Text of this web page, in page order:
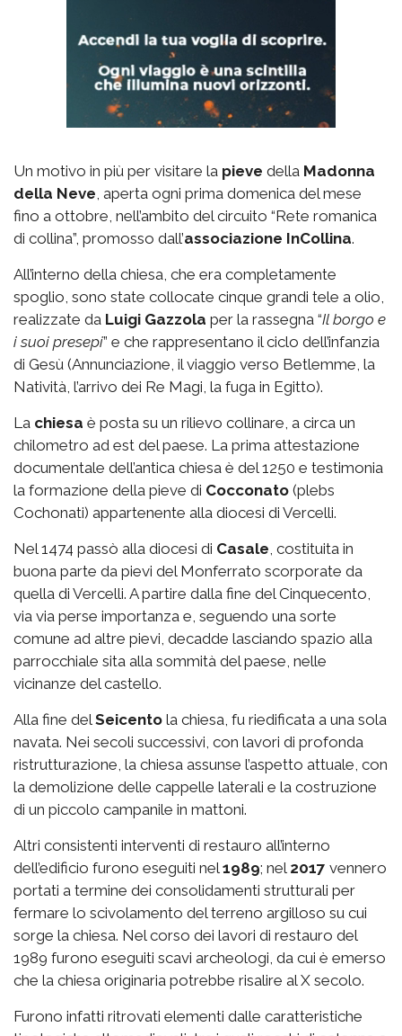
Un motivo in più per visitare la pieve della Madonna
della Neve , aperta ogni prima domenica del mese
fino a ottobre, nell’ambito del circuito “Rete romanica
di collina”, promosso dall’associazione InCollina.
All’interno della chiesa, che era completamente
spoglio, sono state collocate cinque grandi tele a olio,
realizzate da Luigi Gazzola per la rassegna “Il borgo e
i suoi presepi” e che rappresentano il ciclo dell’infanzia
di Gesù (Annunciazione, il viaggio verso Betlemme, la
Natività, l’arrivo dei Re Magi, la fuga in Egitto).
La chiesa è posta su un rilievo collinare, a circa un
chilometro ad est del paese. La prima attestazione
documentale dell’antica chiesa è del 1250 e testimonia
la formazione della pieve di Cocconato (plebs
Cochonati) appartenente alla diocesi di Vercelli.
Nel 1474 passò alla diocesi di Casale , costituita in
buona parte da pievi del Monferrato scorporate da
quella di Vercelli. A partire dalla fine del Cinquecento,
via via perse importanza e, seguendo una sorte
comune ad altre pievi, decadde lasciando spazio alla
parrocchiale sita alla sommità del paese, nelle
vicinanze del castello.
Alla fine del Seicento la chiesa, fu riedificata a una sola
navata. Nei secoli successivi, con lavori di profonda
ristrutturazione, la chiesa assunse l’aspetto attuale, con
la demolizione delle cappelle laterali e la costruzione
di un piccolo campanile in mattoni.
Altri consistenti interventi di restauro all’interno
dell’edificio furono eseguiti nel 1989; nel 2017 vennero
portati a termine dei consolidamenti strutturali per
fermare lo scivolamento del terreno argilloso su cui
sorge la chiesa. Nel corso dei lavori di restauro del
1989 furono eseguiti scavi archeologi, da cui è emerso
che la chiesa originaria potrebbe risalire al X secolo.
Furono infatti ritrovati elementi dalle caratteristiche